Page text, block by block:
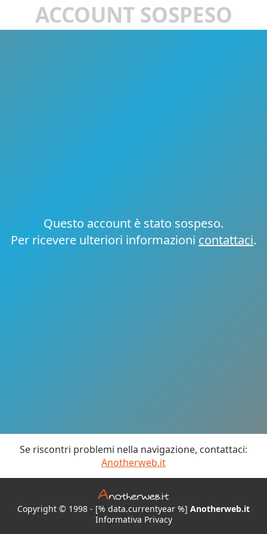
ACCOUNT SOSPESO
Questo account è stato sospeso.
Per ricevere ulteriori informazioni contattaci.
Se riscontri problemi nella navigazione, contattaci:
Anotherweb.it
Copyright © 1998 - [% data.currentyear %] Anotherweb.it
Informativa Privacy